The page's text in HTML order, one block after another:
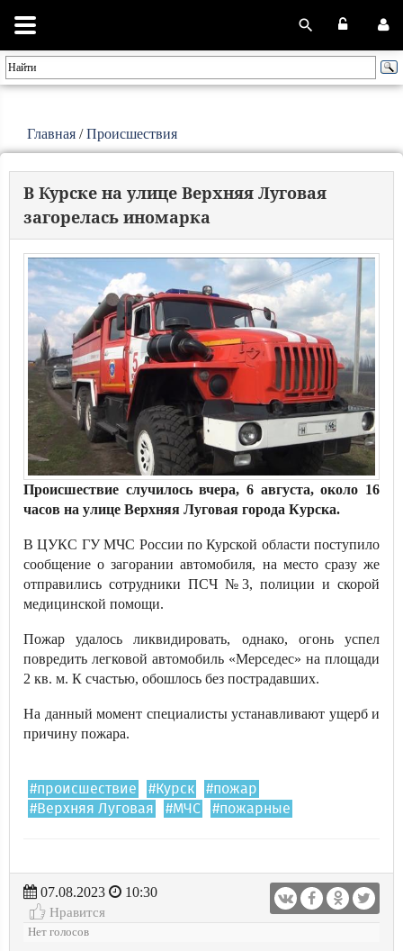
Главная /Происшествия
В Курске на улице Верхняя Луговая
загорелась иномарка
Происшествие случилось вчера, 6 августа, около 16
часов на улице Верхняя Луговая города Курска.
В ЦУКС ГУ МЧС России по Курской области поступило
сообщение о загорании автомобиля, на место сразу же
отправились сотрудники ПСЧ №3, полиции и скорой
медицинской помощи.
Пожар удалось ликвидировать, однако, огонь успел
повредить легковой автомобиль «Мерседес» на площади
2 кв. м. К счастью, обошлось без пострадавших.
На данный момент специалисты устанавливают ущерб и
причину пожара.
#происшествие #Курск
#пожар
#Верхняя Луговая
#МЧС #пожарные
07.08.2023
10:30
Нравится
Нет голосов